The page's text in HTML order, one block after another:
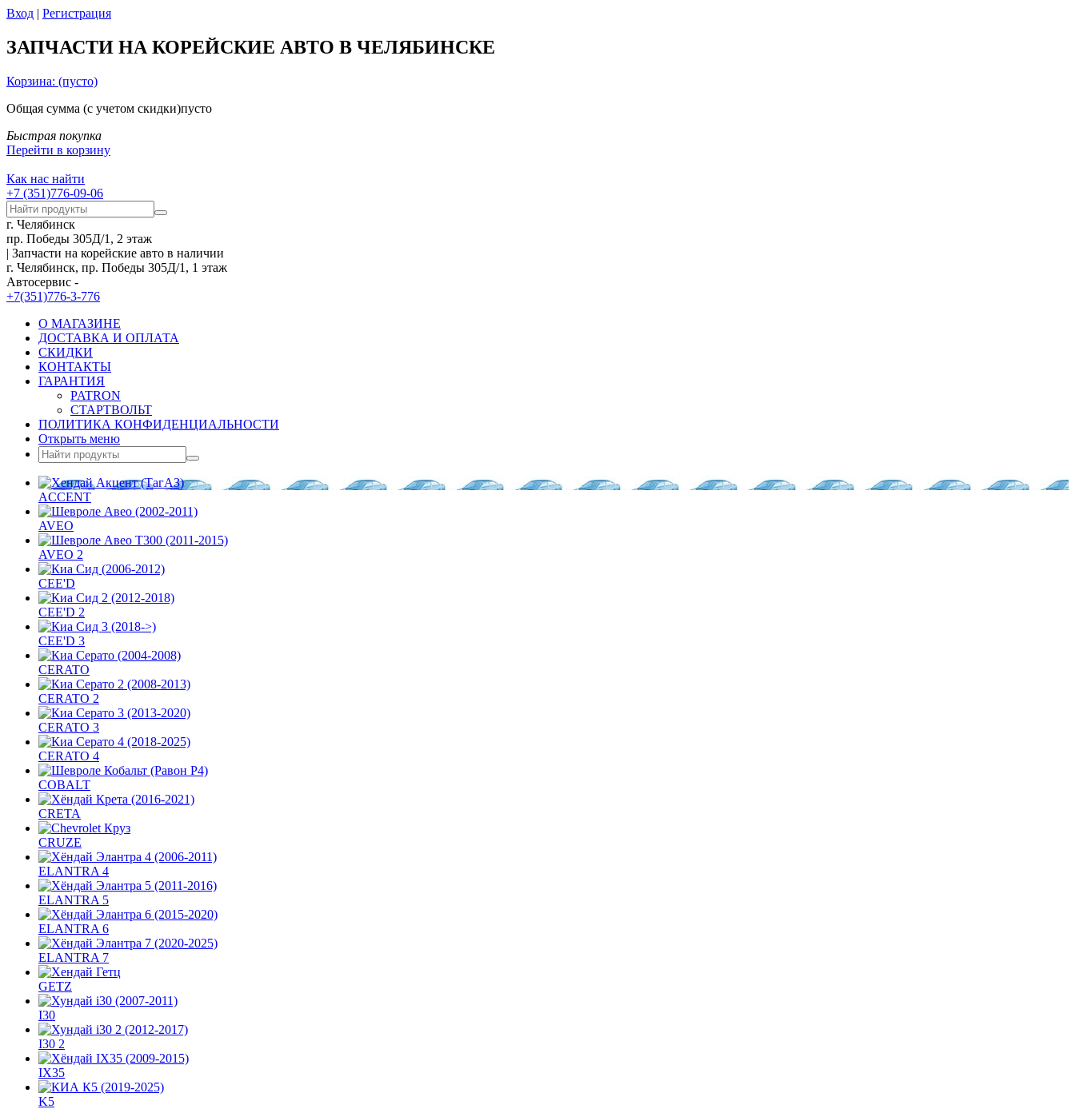
Вход | Регистрация
ЗАПЧАСТИ НА КОРЕЙСКИЕ АВТО В ЧЕЛЯБИНСКЕ
Корзина: (пусто)
Общая сумма (с учетом скидки)пусто
Быстрая покупка
Перейти в корзину
Как нас найти
+7 (351)776-09-06
г. Челябинск
пр. Победы 305Д/1, 2 этаж
| Запчасти на корейские авто в наличии
г. Челябинск, пр. Победы 305Д/1, 1 этаж
Автосервис -
+7(351)776-3-776
О МАГАЗИНЕ
ДОСТАВКА И ОПЛАТА
СКИДКИ
КОНТАКТЫ
ГАРАНТИЯ
PATRON
СТАРТВОЛЬТ
ПОЛИТИКА КОНФИДЕНЦИАЛЬНОСТИ
Открыть меню
ACCENT
AVEO
AVEO 2
CEE'D
CEE'D 2
CEE'D 3
CERATO
CERATO 2
CERATO 3
CERATO 4
COBALT
CRETA
CRUZE
ELANTRA 4
ELANTRA 5
ELANTRA 6
ELANTRA 7
GETZ
I30
I30 2
IX35
K5